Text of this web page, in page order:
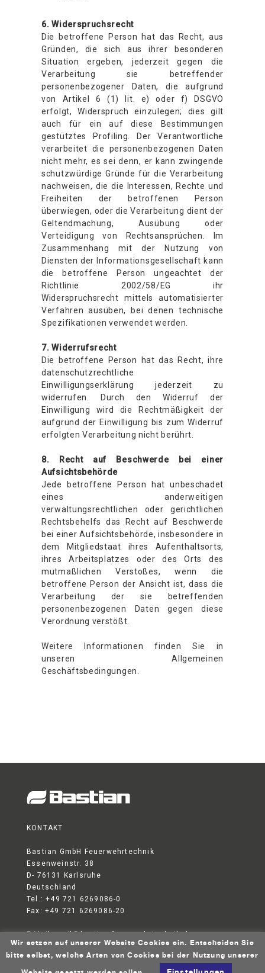
6. Widerspruchsrecht
Die betroffene Person hat das Recht, aus
Gründen, die sich aus ihrer besonderen
Situation ergeben, jederzeit gegen die
Verarbeitung sie betreffender
personenbezogener Daten, die aufgrund
von Artikel 6 (1) lit. e) oder f) DSGVO
erfolgt, Widerspruch einzulegen; dies gilt
auch für ein auf diese Bestimmungen
gestütztes Profiling. Der Verantwortliche
verarbeitet die personenbezogenen Daten
nicht mehr, es sei denn, er kann zwingende
schutzwürdige Gründe für die Verarbeitung
nachweisen, die die Interessen, Rechte und
Freiheiten der betroffenen Person
überwiegen, oder die Verarbeitung dient der
Geltendmachung, Ausübung oder
Verteidigung von Rechtsansprüchen. Im
Zusammenhang mit der Nutzung von
Diensten der Informationsgesellschaft kann
die betroffene Person ungeachtet der
Richtlinie 2002/58/EG ihr
Widerspruchsrecht mittels automatisierter
Verfahren ausüben, bei denen technische
Spezifikationen verwendet werden.
7. Widerrufsrecht
Die betroffene Person hat das Recht, ihre
datenschutzrechtliche
Einwilligungserklärung jederzeit zu
widerrufen. Durch den Widerruf der
Einwilligung wird die Rechtmäßigkeit der
aufgrund der Einwilligung bis zum Widerruf
erfolgten Verarbeitung nicht berührt.
8. Recht auf Beschwerde bei einer
Aufsichtsbehörde
Jede betroffene Person hat unbeschadet
eines anderweitigen
verwaltungsrechtlichen oder gerichtlichen
Rechtsbehelfs das Recht auf Beschwerde
bei einer Aufsichtsbehörde, insbesondere in
dem Mitgliedstaat ihres Aufenthaltsorts,
ihres Arbeitsplatzes oder des Orts des
mutmaßlichen Verstoßes, wenn die
betroffene Person der Ansicht ist, dass die
Verarbeitung der sie betreffenden
personenbezogenen Daten gegen diese
Verordnung verstößt.
Weitere Informationen finden Sie in
unseren Allgemeinen
Geschäftsbedingungen.
KONTAKT
Bastian GmbH Feuerwehrtechnik
Essenweinstr. 38
D- 76131 Karlsruhe
Deutschland
Tel.: +49 721 6269086-0
Fax: +49 721 6269086-20
E-Mail:mail@bastian-feuerwehrtechnik.de
DATENSCHUTZERKLÄRUNG AGB IMPRESSUM
© 2026 Bastian GmbH Feuerwehrtechnik
Wir setzen auf unserer Website Cookies ein. Entscheiden Sie
bitte selbst, welche Arten von Cookies bei der Nutzung unserer